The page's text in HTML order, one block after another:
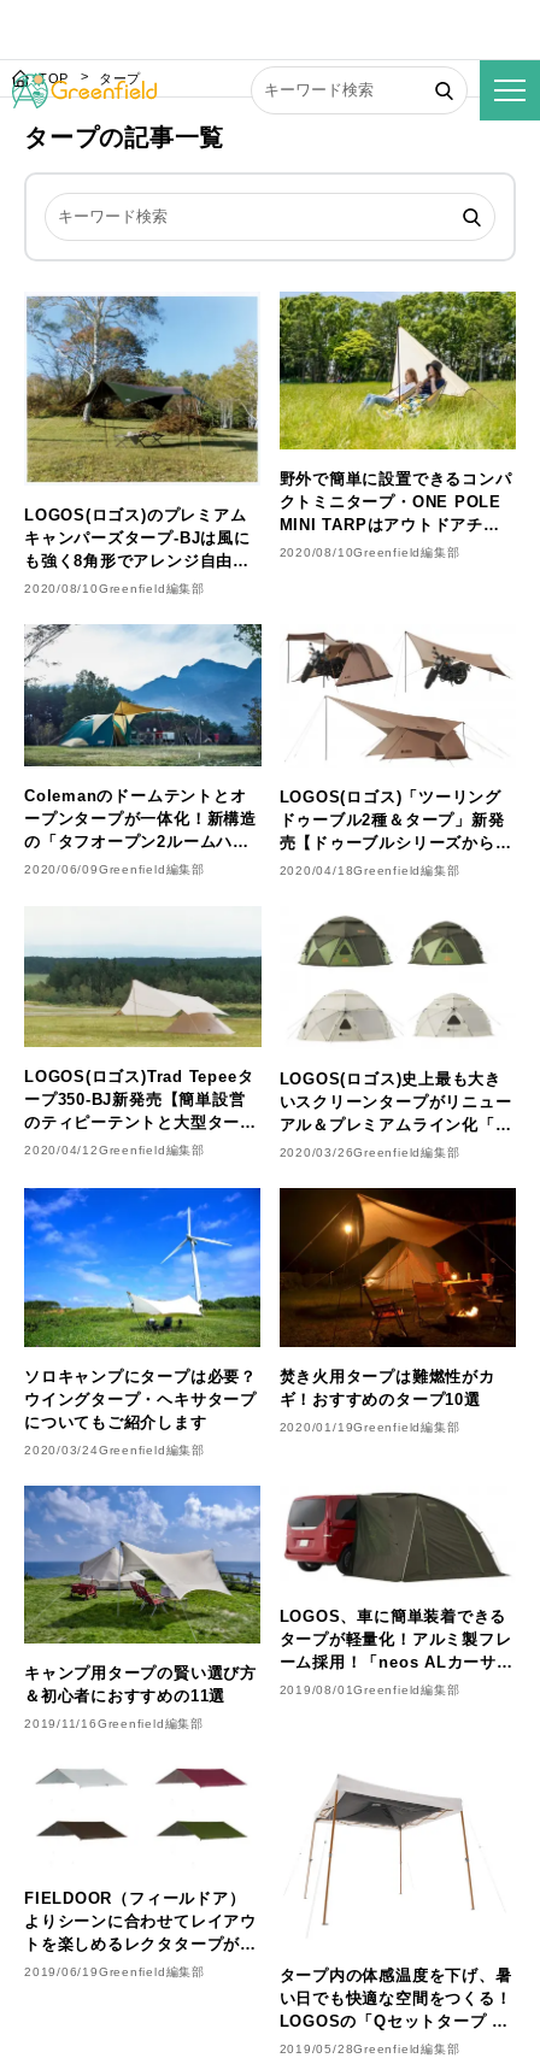
TOP タープ
タープの記事一覧
LOGOS(ロゴス)のプレミアム
キャンパーズタープ-BJは風に
も強く8角形でアレンジ自由自
在！
2020/08/10Greenfield編集部
野外で簡単に設置できるコンパ
クトミニタープ・ONE POLE
MINI TARPはアウトドアチェ
ア用の簡易サンシェードとして
2020/08/10Greenfield編集部
Colemanのドームテントとオ
ープンタープが一体化！新構造
の「タフオープン2ルームハウ
ス」を発売
2020/06/09Greenfield編集部
LOGOS(ロゴス)「ツーリング
ドゥーブル2種＆タープ」新発
売【ドゥーブルシリーズからソ
ロ、2人タイプ】
2020/04/18Greenfield編集部
LOGOS(ロゴス)Trad Tepeeタ
ープ350-BJ新発売【簡単設営
のティピーテントと大型タープ
が4万5000円代のお得なセッ
2020/04/12Greenfield編集部
LOGOS(ロゴス)史上最も大き
いスクリーンタープがリニュー
アル＆プレミアムライン化「ス
ペースベース・デカゴン/オク
2020/03/26Greenfield編集部
ソロキャンプにタープは必要？
ウイングタープ・ヘキサタープ
についてもご紹介します
2020/03/24Greenfield編集部
焚き火用タープは難燃性がカ
ギ！おすすめのタープ10選
2020/01/19Greenfield編集部
キャンプ用タープの賢い選び方
＆初心者におすすめの11選
2019/11/16Greenfield編集部
LOGOS、車に簡単装着できる
タープが軽量化！アルミ製フレ
ーム採用！「neos ALカーサイ
ドオーニング-AI」発売
2019/08/01Greenfield編集部
FIELDOOR（フィールドア）
よりシーンに合わせてレイアウ
トを楽しめるレクタタープが登
場
2019/06/19Greenfield編集部
タープ内の体感温度を下げ、暑
い日でも快適な空間をつくる！
LOGOSの「Qセットタープ シ
ーリングシート（Black）」
2019/05/28Greenfield編集部